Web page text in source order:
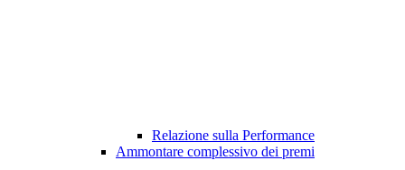
Relazione sulla Performance
Ammontare complessivo dei premi